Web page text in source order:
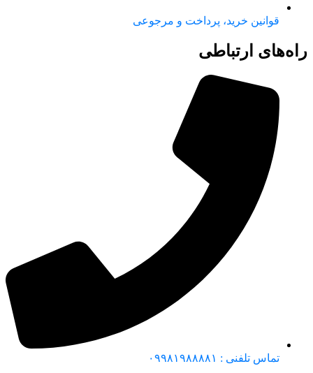
قوانین خرید، پرداخت و مرجوعی
راه‌های ارتباطی
تماس تلفنی : ۰۹۹۸۱۹۸۸۸۸۱